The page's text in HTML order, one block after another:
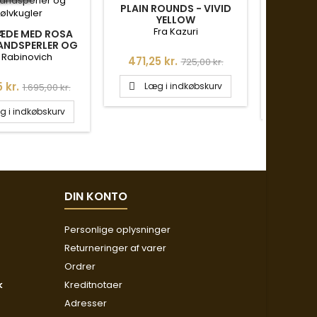
MED ROSA
OG
Rabinovich
kr. Normalpris
1.695,00 kr.
i indkøbskurv
PLAIN ROUNDS - VIVID
YELLOW
Fra Kazuri
Pris
471,25 kr. Normalpris
725,00 kr.
 Læg i indkøbskurv
DIN KONTO
Personlige oplysninger
Returneringer af varer
Ordrer
Kreditnotaer
Adresser